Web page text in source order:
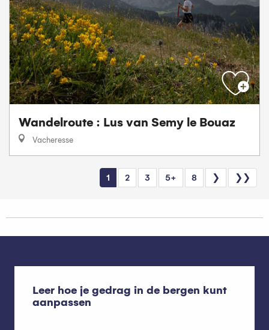
Wandelroute : Lus van Semy le Bouaz
Vacheresse
1 2 3 5+ 8 ❯ ❯❯
Leer hoe je gedrag in de bergen kunt
aanpassen